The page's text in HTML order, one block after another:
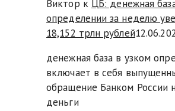
Виктор к ЦБ: денежная
определении за неделю
18,152 трлн рублей
денежная база в узком
включает в себя
обращение Банком России
деньги